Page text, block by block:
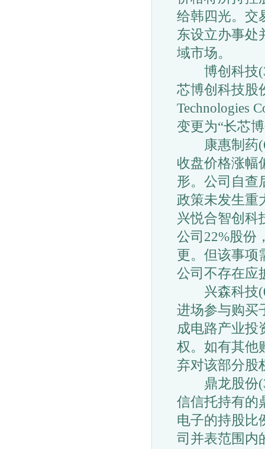
给韩四光。交
东设立办事处
域市场。
博创科技
芯博创科技股
Technologies
变更为“长芯
康惠制药
收盘价格涨幅
形。公司自查
政策未发生重
兴悦合智创科
公司22%股份
更。但该事项
公司不存在应
兴森科技
进场参与购买
成电路产业投
权。如有其他
弃对该部分股
鼎龙股份
信信托持有的
电子的持股比
司并表范围内